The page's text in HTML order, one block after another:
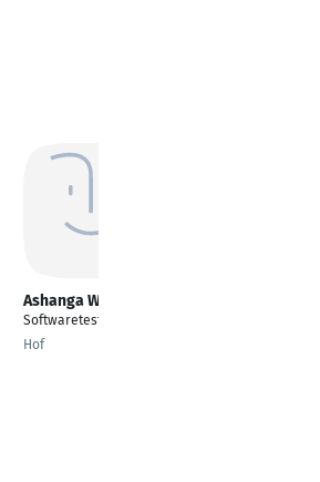
Ashanga Wayi Elvis
Softwaretester
Hof